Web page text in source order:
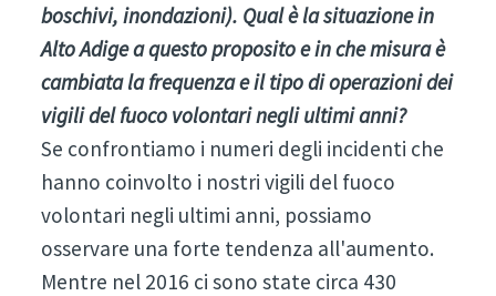
boschivi, inondazioni). Qual è la situazione in
Alto Adige a questo proposito e in che misura è
cambiata la frequenza e il tipo di operazioni dei
vigili del fuoco volontari negli ultimi anni?
Se confrontiamo i numeri degli incidenti che
hanno coinvolto i nostri vigili del fuoco
volontari negli ultimi anni, possiamo
osservare una forte tendenza all'aumento.
Mentre nel 2016 ci sono state circa 430